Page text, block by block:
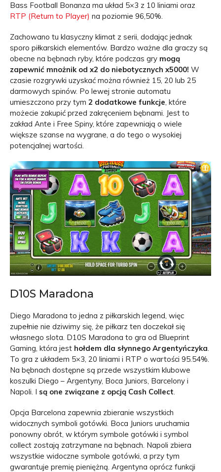
Bass Football Bonanza ma układ 5×3 z 10 liniami oraz
RTP (Return to Player) na poziomie 96,50%.
Zachowano tu klasyczny klimat z serii, dodając jednak
sporo piłkarskich elementów. Bardzo ważne dla graczy są
obecne na bębnach ryby, które podczas gry mogą
zapewnić mnożnik od x2 do niebotycznych x5000! W
czasie rozgrywki uzyskać można również 15, 20 lub 25
darmowych spinów. Po lewej stronie automatu
umieszczono przy tym 2 dodatkowe funkcje, które
możecie zakupić przed zakręceniem bębnami. Jest to
zakład Ante i Free Spiny, które zapewniają o wiele
większe szanse na wygrane, a do tego o wysokiej
potencjalnej wartości.
D10S Maradona
Diego Maradona to jedna z piłkarskich legend, więc
zupełnie nie dziwimy się, że piłkarz ten doczekał się
własnego slota. D10S Maradona to gra od Blueprint
Gaming, która jest hołdem dla słynnego Argentyńczyka
To gra z układem 5×3, 20 liniami i RTP o wartości 95.54%.
Na bębnach dostępne są przede wszystkim klubowe
koszulki Diego – Argentyny, Boca Juniors, Barcelony i
Napoli. I są one związane z opcją Cash Collect
Opcja Barcelona zapewnia zbieranie wszystkich
widocznych symboli gotówki. Boca Juniors uruchamia
ponowny obrót, w którym symbole gotówki i symbol
collect zostają zatrzymane na bębnach. Napoli zbiera
wszystkie widoczne symbole gotówki, a przy tym
gwarantuje premię pieniężną. Argentyna oprócz funkcji